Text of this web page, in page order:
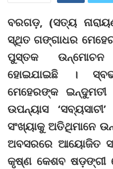
ବରଗଡ଼, (ସତ୍ୟ
ସ୍ଥିତ ଗଙ୍ଗାଧର
ପୁସ୍ତକ
ହୋଇଯାଇଛି ।
ମେହେରଙ୍କ
ଉପନ୍ୟାସ
ସଂଖ୍ୟାକୁ ଅତିଥିମାନେ
ଅବସରରେ ଆୟୋଜିତ
କୃଷ୍ଣ କେଶବ